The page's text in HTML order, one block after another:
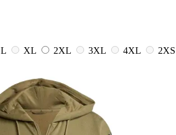
L XL 2XL 3XL 4XL
2XS